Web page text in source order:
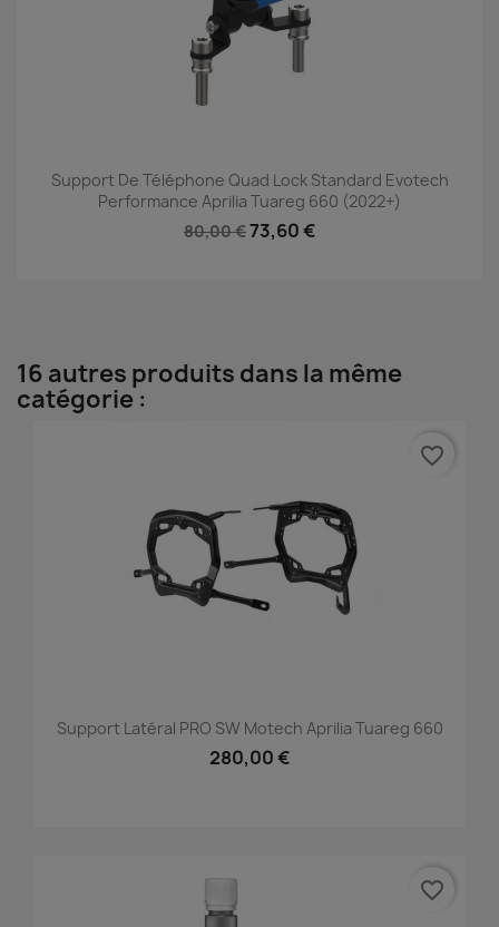
Support De Téléphone Quad Lock Standard Evotech
Performance Aprilia Tuareg 660 (2022+)
80,00 €73,60 €
16 autres produits dans la même
catégorie :
Support Latéral PRO SW Motech Aprilia Tuareg 660
280,00 €
favorite_border
favorite_border